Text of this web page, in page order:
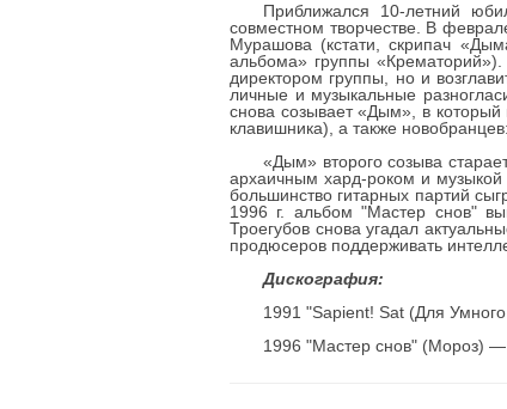
Приближался 10-летний
совместном творчестве. В
Мурашова (кстати, скрипач
альбома» группы
директором группы, но и
личные и музыкальные
снова созывает «Дым», в
клавишника), а также
«Дым» второго созыва
архаичным хард-роком и
большинство гитарных партий
1996 г. альбом "Мастер снов"
Троегубов снова угадал
продюсеров поддерживать
Дискография:
1991 "Sapient! Sat (Для
1996 "Мастер снов" (Мороз)